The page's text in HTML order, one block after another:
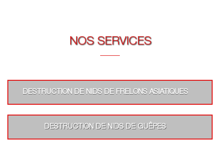
NOS SERVICES
DESTRUCTION DE NIDS DE FRELONS ASIATIQUES
DESTRUCTION DE NIDS DE GUÊPES